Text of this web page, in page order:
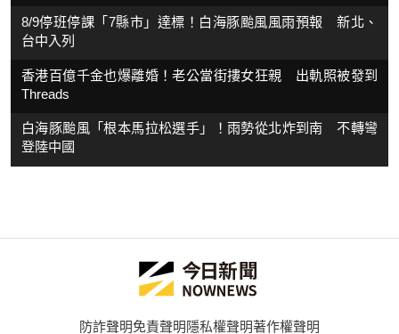
8/9停班停課「7縣市」達標！白海豚颱風風雨預報 新北、
台中入列
香港百億千金也爆離婚！老公當街摟女狂親 出軌照被發到
Threads
白海豚颱風「根本馬拉松選手」！雨勢從北炸到南 不轉彎
登陸中國
防詐聲明免責聲明隱私權聲明著作權聲明